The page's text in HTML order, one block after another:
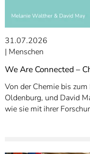
31.07.2026
Menschen
We Are Connected –
Von der Chemie bis
Oldenburg, und David
wie sie mit ihrer